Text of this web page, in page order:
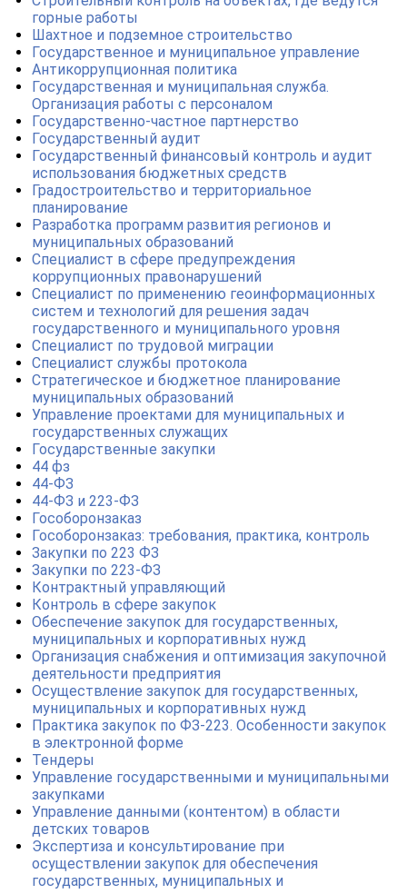
горные работы
Шахтное и подземное строительство
Государственное и муниципальное управление
Антикоррупционная политика
Государственная и муниципальная служба.
Организация работы с персоналом
Государственно-частное партнерство
Государственный аудит
Государственный финансовый контроль и аудит
использования бюджетных средств
Градостроительство и территориальное
планирование
Разработка программ развития регионов и
муниципальных образований
Специалист в сфере предупреждения
коррупционных правонарушений
Специалист по применению геоинформационных
систем и технологий для решения задач
государственного и муниципального уровня
Специалист по трудовой миграции
Специалист службы протокола
Стратегическое и бюджетное планирование
муниципальных образований
Управление проектами для муниципальных и
государственных служащих
Государственные закупки
44 фз
44-ФЗ
44-ФЗ и 223-ФЗ
Гособоронзаказ
Гособоронзаказ: требования, практика, контроль
Закупки по 223 ФЗ
Закупки по 223-ФЗ
Контрактный управляющий
Контроль в сфере закупок
Обеспечение закупок для государственных,
муниципальных и корпоративных нужд
Организация снабжения и оптимизация закупочной
деятельности предприятия
Осуществление закупок для государственных,
муниципальных и корпоративных нужд
Практика закупок по ФЗ-223. Особенности закупок
в электронной форме
Тендеры
Управление государственными и муниципальными
закупками
Управление данными (контентом) в области
детских товаров
Экспертиза и консультирование при
осуществлении закупок для обеспечения
государственных, муниципальных и